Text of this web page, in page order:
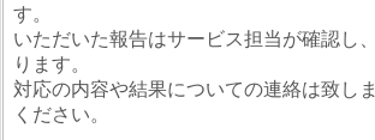
す。
いただいた報告はサービス担当が確認し
ります。
対応の内容や結果についての連絡は致し
ください。